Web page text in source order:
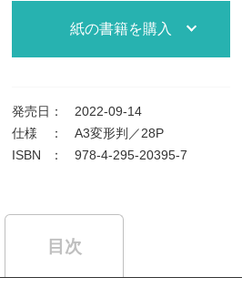
紙の書籍を購入
発売日 ：
2022-09-14
仕様
：
A3変形判／28P
ISBN
： 978-4-295-20395-7
目次